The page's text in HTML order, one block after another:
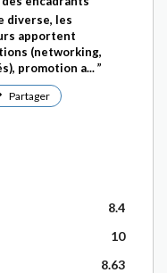
diverse, les
apportent
(networking,
promotion a...
Partager
8.4
10
8.63